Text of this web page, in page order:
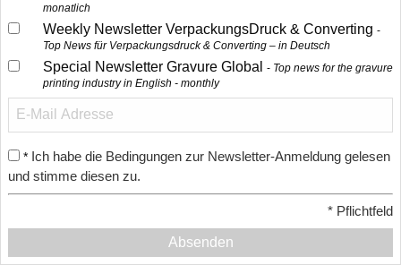
monatlich
Weekly Newsletter VerpackungsDruck & Converting
Top News für Verpackungsdruck & Converting – in Deutsch
Special Newsletter Gravure Global
Top news for the gravure
printing industry in English - monthly
* Ich habe die Bedingungen zur Newsletter-Anmeldung gelesen
und stimme diesen zu.
* Pflichtfeld
Absenden